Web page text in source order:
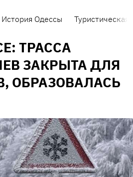
История Одессы Туристическая
ТРАССА
ЗАКРЫТА ДЛЯ
ОБРАЗОВАЛАСЬ